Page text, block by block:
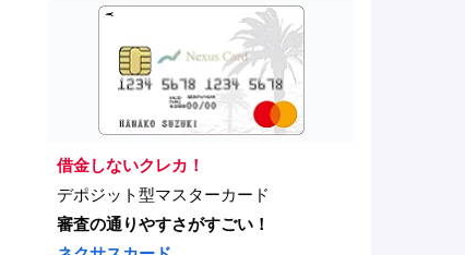
借金しないクレカ！
デポジット型マスターカード
審査の通りやすさがすごい！